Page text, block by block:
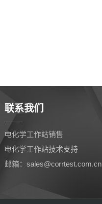
联系我们
电化学工作站销售
电化学工作站技术支持
邮箱：sales@corrtest.com.cn